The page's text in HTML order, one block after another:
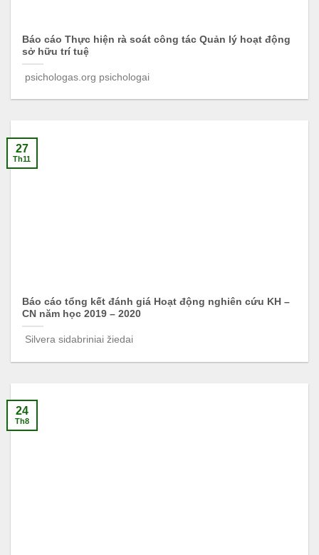
Báo cáo Thực hiện rà soát công tác Quản lý hoạt động
sở hữu trí tuệ
psichologas.org psichologai
Báo cáo tổng kết đánh giá Hoạt động nghiên cứu KH –
CN năm học 2019 – 2020
Silvera sidabriniai žiedai
27
Th11
24
Th8